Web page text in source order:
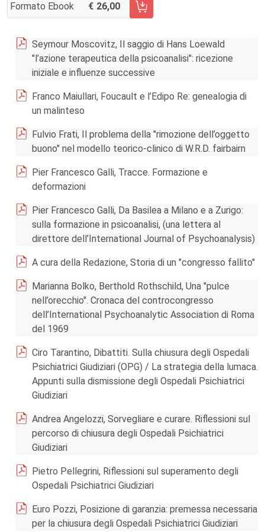
Formato Ebook 26,00
AGGIUNGI AL CARRELLO FASCICOLO 3/2015
Seymour Moscovitz, Il saggio di Hans Loewald
"l’azione terapeutica della psicoanalisi": ricezione
iniziale e influenze successive
Franco Maiullari, Foucault e l’Edipo Re: genealogia di
un malinteso
Fulvio Frati, Il problema della "rimozione dell’oggetto
buono" nel modello teorico-clinico di W.R.D. fairbairn
Pier Francesco Galli, Tracce. Formazione e
deformazioni
Pier Francesco Galli, Da Basilea a Milano e a Zurigo:
sulla formazione in psicoanalisi, (una lettera al
direttore dell’International Journal of Psychoanalysis)
A cura della Redazione, Storia di un "congresso fallito"
Marianna Bolko, Berthold Rothschild, Una "pulce
nell’orecchio". Cronaca del controcongresso
dell’International Psychoanalytic Association di Roma
del 1969
Ciro Tarantino, Dibattiti. Sulla chiusura degli Ospedali
Psichiatrici Giudiziari (OPG) / La strategia della lumaca.
Appunti sulla dismissione degli Ospedali Psichiatrici
Giudiziari
Andrea Angelozzi, Sorvegliare e curare. Riflessioni sul
percorso di chiusura degli Ospedali Psichiatrici
Giudiziari
Pietro Pellegrini, Riflessioni sul superamento degli
Ospedali Psichiatrici Giudiziari
Euro Pozzi, Posizione di garanzia: premessa necessaria
per la chiusura degli Ospedali Psichiatrici Giudiziari